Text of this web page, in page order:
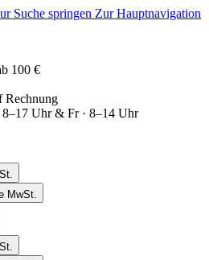
Suche springen Zur Hauptnavigation
100 €
Rechnung
Uhr & Fr · 8–14 Uhr
MwSt.